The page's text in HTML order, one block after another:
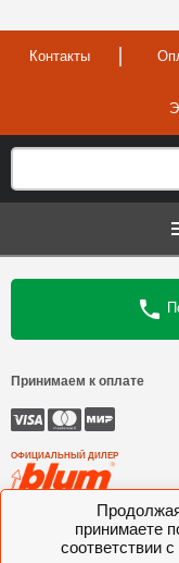
принимаете
соответствии с
Контакты
Принимаем к оплате
ОФИЦИАЛЬНЫЙ ДИЛЕР
Интеркомплект,
Комлектующие для мебели